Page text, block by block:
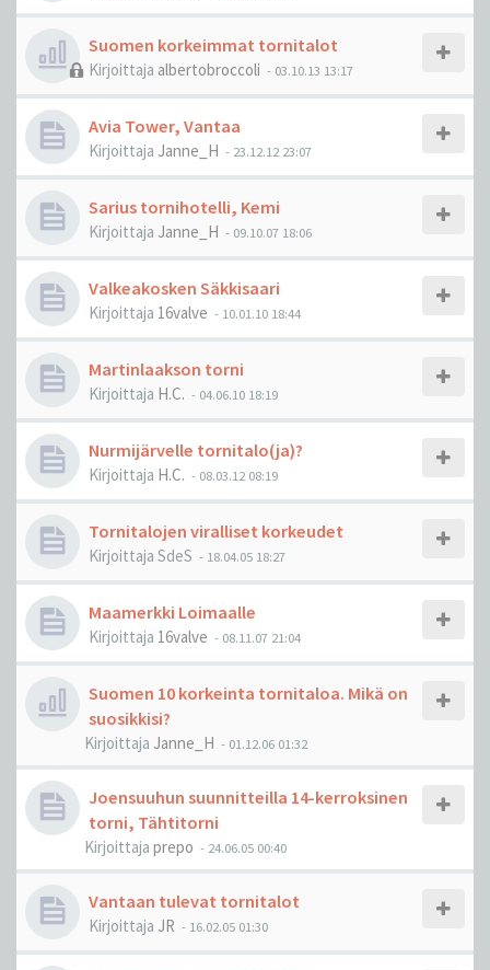
Suomen korkeimmat tornitalot
Kirjoittaja albertobroccoli - 03.10.13 13:17
Avia Tower, Vantaa
Kirjoittaja Janne_H - 23.12.12 23:07
Sarius tornihotelli, Kemi
Kirjoittaja Janne_H - 09.10.07 18:06
Valkeakosken Säkkisaari
Kirjoittaja 16valve - 10.01.10 18:44
Martinlaakson torni
Kirjoittaja H.C. - 04.06.10 18:19
Nurmijärvelle tornitalo(ja)?
Kirjoittaja H.C. - 08.03.12 08:19
Tornitalojen viralliset korkeudet
Kirjoittaja SdeS - 18.04.05 18:27
Maamerkki Loimaalle
Kirjoittaja 16valve - 08.11.07 21:04
Suomen 10 korkeinta tornitaloa. Mikä on
suosikkisi?
Kirjoittaja Janne_H - 01.12.06 01:32
Joensuuhun suunnitteilla 14-kerroksinen
torni, Tähtitorni
Kirjoittaja prepo - 24.06.05 00:40
Vantaan tulevat tornitalot
Kirjoittaja JR - 16.02.05 01:30